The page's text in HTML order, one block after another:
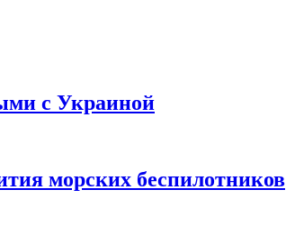
с Украиной
морских беспилотников